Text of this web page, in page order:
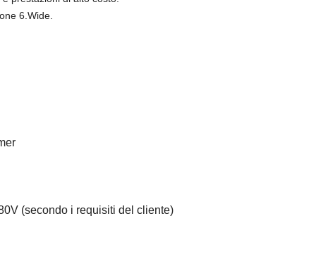
6.Wide.
(secondo i requisiti del cliente)